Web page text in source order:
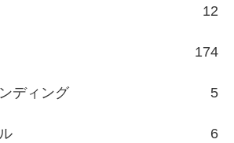
12
174
ディング 5
6